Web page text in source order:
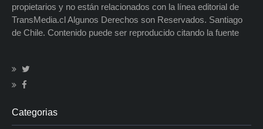
propietarios y no están relacionados con la línea editorial de
TransMedia.cl Algunos Derechos son Reservados. Santiago
de Chile. Contenido puede ser reproducido citando la fuente
Categorias